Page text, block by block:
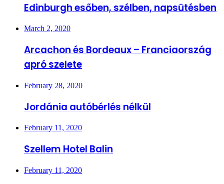
Edinburgh esőben, szélben, napsütésben
March 2, 2020
Arcachon és Bordeaux – Franciaország
apró szelete
February 28, 2020
Jordánia autóbérlés nélkül
February 11, 2020
Szellem Hotel Balin
February 11, 2020